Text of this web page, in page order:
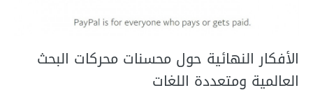
الأفكار النهائية حول محسنات محركات البحث
العالمية ومتعددة اللغات